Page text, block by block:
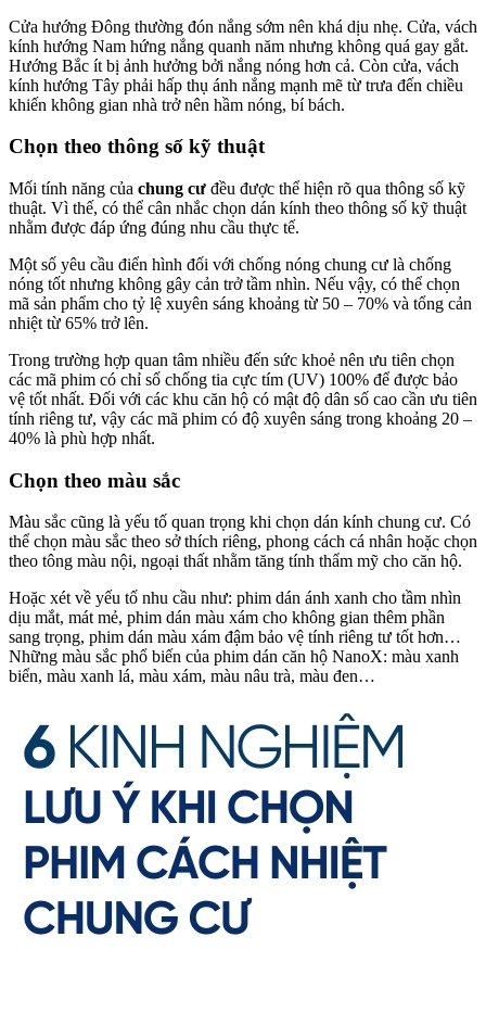
Cửa hướng Đông thường đón nắng sớm nên khá dịu nhẹ. Cửa, vách
kính hướng Nam hứng nắng quanh năm nhưng không quá gay gắt.
Hướng Bắc ít bị ảnh hưởng bởi nắng nóng hơn cả. Còn cửa, vách
kính hướng Tây phải hấp thụ ánh nắng mạnh mẽ từ trưa đến chiều
khiến không gian nhà trở nên hầm nóng, bí bách.
Chọn theo thông số kỹ thuật
Mối tính năng của chung cư đều được thể hiện rõ qua thông số kỹ
thuật. Vì thế, có thể cân nhắc chọn dán kính theo thông số kỹ thuật
nhằm được đáp ứng đúng nhu cầu thực tế.
Một số yêu cầu điển hình đối với chống nóng chung cư là chống
nóng tốt nhưng không gây cản trở tầm nhìn. Nếu vậy, có thể chọn
mã sản phẩm cho tỷ lệ xuyên sáng khoảng từ 50 – 70% và tổng cản
nhiệt từ 65% trở lên.
Trong trường hợp quan tâm nhiều đến sức khoẻ nên ưu tiên chọn
các mã phim có chỉ số chống tia cực tím (UV) 100% để được bảo
vệ tốt nhất. Đối với các khu căn hộ có mật độ dân số cao cần ưu tiên
tính riêng tư, vậy các mã phim có độ xuyên sáng trong khoảng 20 –
40% là phù hợp nhất.
Chọn theo màu sắc
Màu sắc cũng là yếu tố quan trọng khi chọn dán kính chung cư. Có
thể chọn màu sắc theo sở thích riêng, phong cách cá nhân hoặc chọn
theo tông màu nội, ngoại thất nhằm tăng tính thẩm mỹ cho căn hộ.
Hoặc xét về yếu tố nhu cầu như: phim dán ánh xanh cho tầm nhìn
dịu mắt, mát mẻ, phim dán màu xám cho không gian thêm phần
sang trọng, phim dán màu xám đậm bảo vệ tính riêng tư tốt hơn…
Những màu sắc phổ biến của phim dán căn hộ NanoX: màu xanh
biển, màu xanh lá, màu xám, màu nâu trà, màu đen…